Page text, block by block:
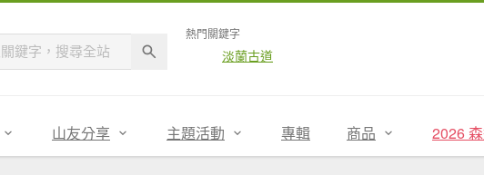
熱門關鍵字
淡蘭古道
山友分享 主題活動 專輯 商品 2026